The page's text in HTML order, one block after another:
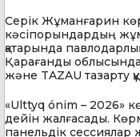
Серік Жұманғарин
кәсіпорындардың
қатарында
Қарағанды
және TAZAU тазарту
«Ulttyq ónim – 2026»
дейін жалғасады.
панельдік сессиялар